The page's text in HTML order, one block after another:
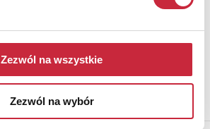
Zezwól na wszystkie
Zezwól na wybór